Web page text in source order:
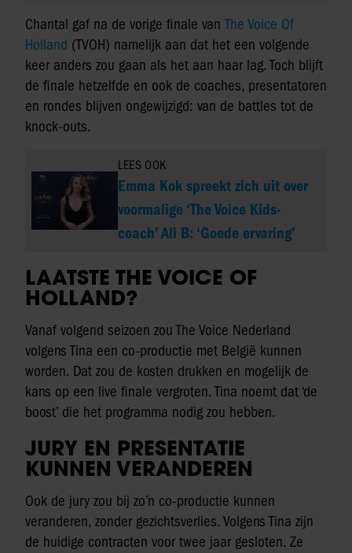
Chantal gaf na de vorige finale vanThe Voice Of
Holland (TVOH) namelijk aan dat het een volgende
keer anders zou gaan als het aan haar lag. Toch blijft
de finale hetzelfde en ook de coaches, presentatoren
en rondes blijven ongewijzigd: van de battles tot de
knock-outs.
LEES OOK
Emma Kok spreekt zich uit over
voormalige ‘The Voice Kids-
coach’ Ali B: ‘Goede ervaring’
LAATSTE THE VOICE OF
HOLLAND?
Vanaf volgend seizoen zou The Voice Nederland
volgens Tina een co-productie met België kunnen
worden. Dat zou de kosten drukken en mogelijk de
kans op een live finale vergroten. Tina noemt dat ‘de
boost’ die het programma nodig zou hebben.
JURY EN PRESENTATIE
KUNNEN VERANDEREN
Ook de jury zou bij zo’n co-productie kunnen
veranderen, zonder gezichtsverlies. Volgens Tina zijn
de huidige contracten voor twee jaar gesloten. Ze